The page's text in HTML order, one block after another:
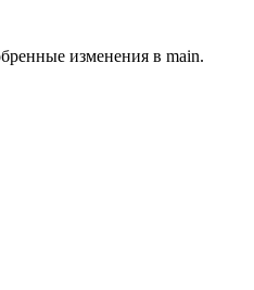
изменения в main.